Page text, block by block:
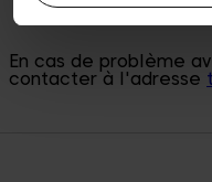
En cas de problème
contacter à l'adresse